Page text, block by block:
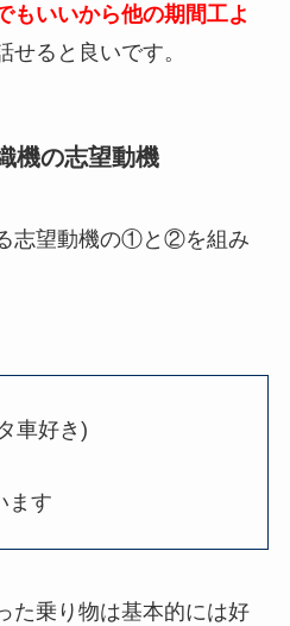
もいいから他の期間工よ
せると良いです。
機の志望動機
志望動機の①と②を組み
車好き)
ます
た乗り物は基本的には好